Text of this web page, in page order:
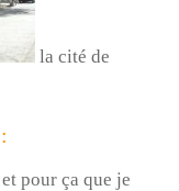
la cité de
pour ça que je
centres en
lance une
5